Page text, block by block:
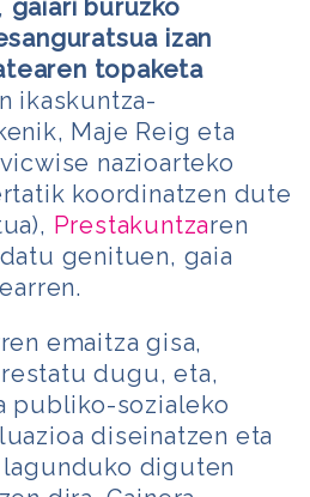
gaiari buruzko
izan
topaketa
ikaskuntza-
Maje Reig eta
nazioarteko
koordinatzen dute
Prestakuntzaren
genituen, gaia
emaitza gisa,
dugu, eta,
publiko-sozialeko
diseinatzen eta
diguten